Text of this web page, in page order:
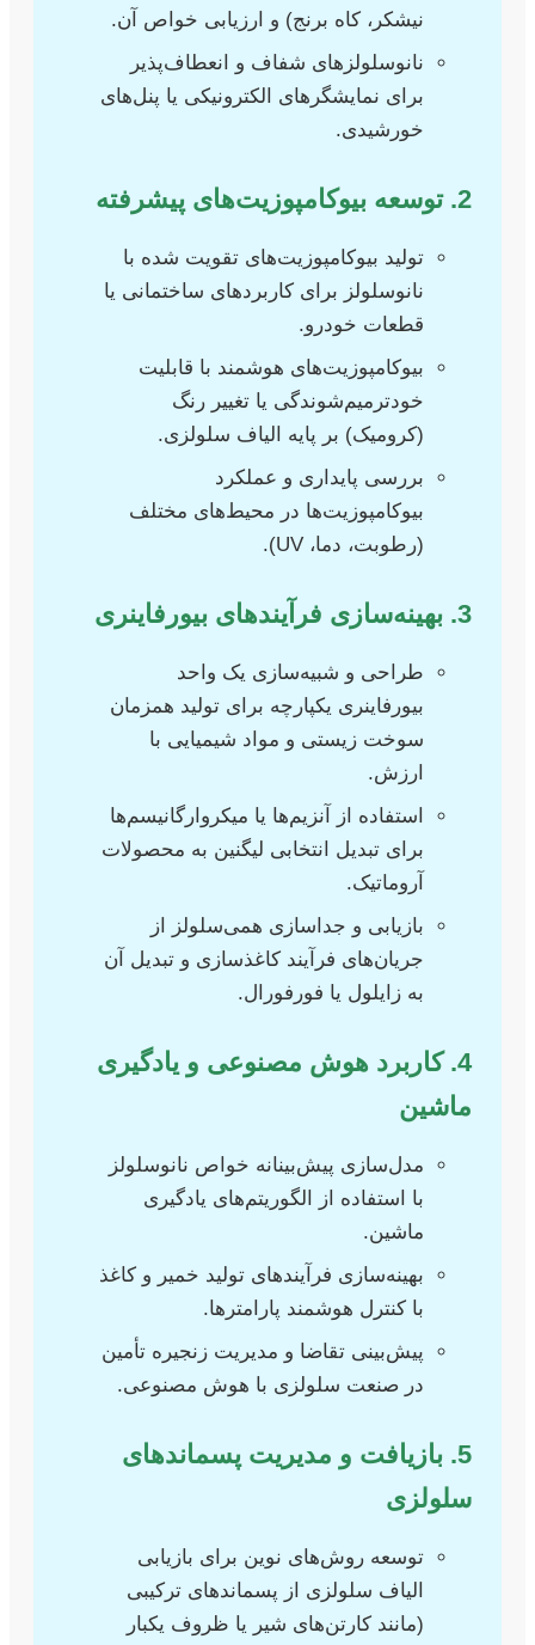
نیشکر، کاه برنج) و ارزیابی خواص آن.
نانوسلولزهای شفاف و انعطاف‌پذیر
برای نمایشگرهای الکترونیکی یا پنل‌های
خورشیدی.
2. توسعه بیوکامپوزیت‌های پیشرفته
تولید بیوکامپوزیت‌های تقویت شده با
نانوسلولز برای کاربردهای ساختمانی یا
قطعات خودرو.
بیوکامپوزیت‌های هوشمند با قابلیت
خودترمیم‌شوندگی یا تغییر رنگ
(کرومیک) بر پایه الیاف سلولزی.
بررسی پایداری و عملکرد
بیوکامپوزیت‌ها در محیط‌های مختلف
(رطوبت، دما، UV).
3. بهینه‌سازی فرآیندهای بیورفاینری
طراحی و شبیه‌سازی یک واحد
بیورفاینری یکپارچه برای تولید همزمان
سوخت زیستی و مواد شیمیایی با
ارزش.
استفاده از آنزیم‌ها یا میکروارگانیسم‌ها
برای تبدیل انتخابی لیگنین به محصولات
آروماتیک.
بازیابی و جداسازی همی‌سلولز از
جریان‌های فرآیند کاغذسازی و تبدیل آن
به زایلول یا فورفورال.
4. کاربرد هوش مصنوعی و یادگیری
ماشین
مدل‌سازی پیش‌بینانه خواص نانوسلولز
با استفاده از الگوریتم‌های یادگیری
ماشین.
بهینه‌سازی فرآیندهای تولید خمیر و کاغذ
با کنترل هوشمند پارامترها.
پیش‌بینی تقاضا و مدیریت زنجیره تأمین
در صنعت سلولزی با هوش مصنوعی.
5. بازیافت و مدیریت پسماندهای
سلولزی
توسعه روش‌های نوین برای بازیابی
الیاف سلولزی از پسماندهای ترکیبی
(مانند کارتن‌های شیر یا ظروف یکبار